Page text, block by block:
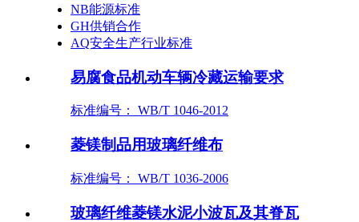
NB能源标准
GH供销合作
AQ安全生产行业标准
易腐食品机动车辆冷藏运输要求
标准编号： WB/T 1046-2012
菱镁制品用玻璃纤维布
标准编号： WB/T 1036-2006
玻璃纤维菱镁水泥小波瓦及其脊瓦